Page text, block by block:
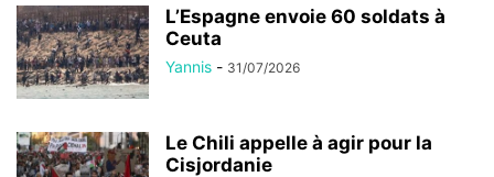
L’Espagne envoie 60 soldats à
Ceuta
Yannis - 31/07/2026
Le Chili appelle à agir pour la
Cisjordanie